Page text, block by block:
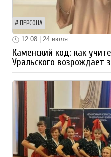
ПЕРСОНА
12:08 | 24 июля
Каменский код: как
Уральского возрождает